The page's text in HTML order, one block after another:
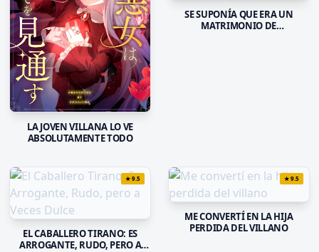
LA JOVEN VILLANA LO VE
ABSOLUTAMENTE TODO
SE SUPONÍA QUE ERA UN
MATRIMONIO DE
★9.5
EL CABALLERO TIRANO: ES
ARROGANTE, RUDO, PERO A
★9.5
ME CONVERTÍ EN LA HIJA
PERDIDA DEL VILLANO